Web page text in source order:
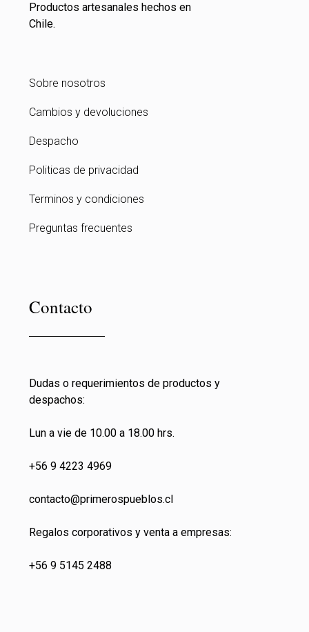
Productos artesanales hechos en
Chile.
Sobre nosotros
Cambios y devoluciones
Despacho
Politicas de privacidad
Terminos y condiciones
Preguntas frecuentes
Contacto
Dudas o requerimientos de productos y
despachos:
Lun a vie de 10.00 a 18.00 hrs.
+56 9 4223 4969
contacto@primerospueblos.cl
Regalos corporativos y venta a empresas:
+56 9 5145 2488